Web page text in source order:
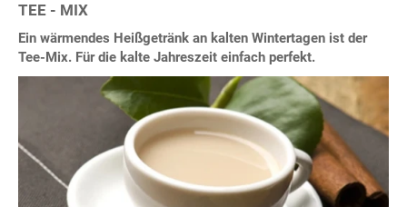
TEE - MIX
Ein wärmendes Heißgetränk an kalten Wintertagen ist der
Tee-Mix. Für die kalte Jahreszeit einfach perfekt.